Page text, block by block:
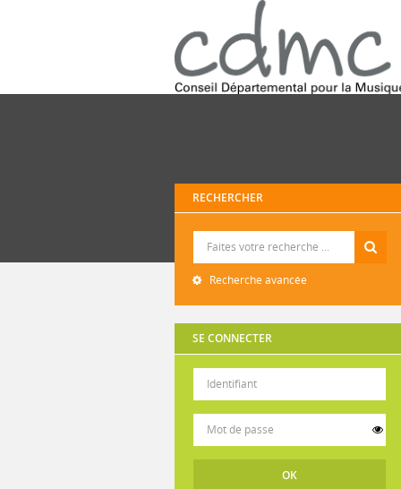
RECHERCHER
Recherche avancée
SE CONNECTER